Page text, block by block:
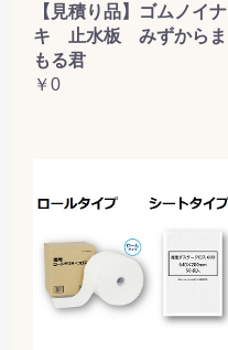
【見積り品】ゴムノイナ
キ 止水板 みずからま
もる君
￥0